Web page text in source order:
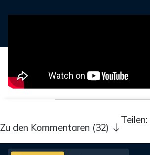
Teilen:
Zu den Kommentaren (32)